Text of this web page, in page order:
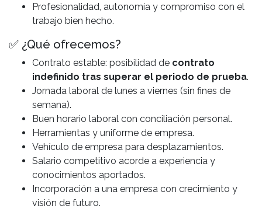
Profesionalidad, autonomía y compromiso con el
trabajo bien hecho.
✅ ¿Qué ofrecemos?
Contrato estable: posibilidad de contrato
indefinido tras superar el periodo de prueba.
Jornada laboral de lunes a viernes (sin fines de
semana).
Buen horario laboral con conciliación personal.
Herramientas y uniforme de empresa.
Vehículo de empresa para desplazamientos.
Salario competitivo acorde a experiencia y
conocimientos aportados.
Incorporación a una empresa con crecimiento y
visión de futuro.